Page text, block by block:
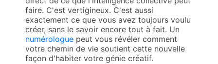
faire. C'est vertigineux. C'est aussi
exactement ce que vous avez toujours voulu
créer, sans le savoir encore tout à fait. Un
numérologue peut vous révéler comment
votre chemin de vie soutient cette nouvelle
façon d'habiter votre génie créatif.